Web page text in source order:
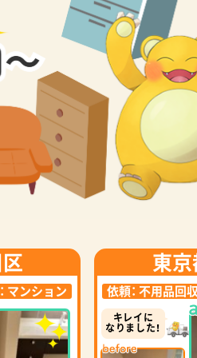
マンション
東
依頼： 不用品回収
キレイに
なりました！